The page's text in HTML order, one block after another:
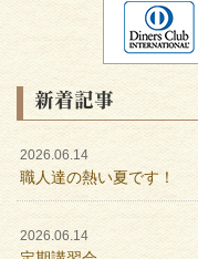
新着記事
2026.06.14
職人達の熱い夏です！
2026.06.14